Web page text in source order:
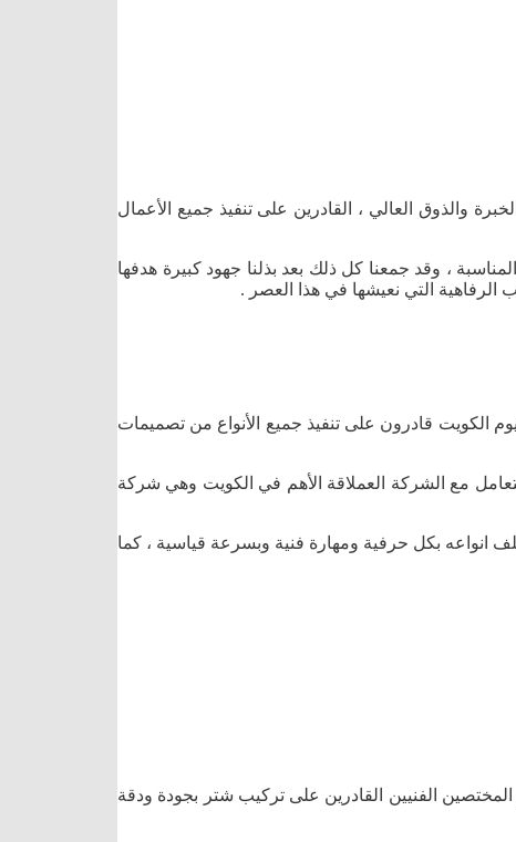
والذوق العالي ، القادرين على تنفيذ جميع الأعمال
، وقد جمعنا كل ذلك بعد بذلنا جهود كبيرة هدفها
الرفاهية التي نعيشها في هذا العصر .
الكويت قادرون على تنفيذ جميع الأنواع من تصميمات
مع الشركة العملاقة الأهم في الكويت وهي شركة
انواعه بكل حرفية ومهارة فنية وبسرعة قياسية ، كما
الفنيين القادرين على تركيب شتر بجودة ودقة